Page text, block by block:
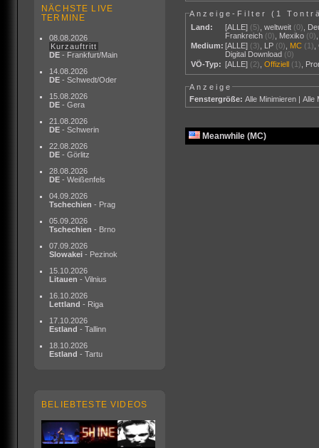
NÄCHSTE LIVE
TERMINE
08.08.2026
Kurzauftritt
DE - Frankfurt/Main
14.08.2026
DE - Schwedt/Oder
15.08.2026
DE - Gera
21.08.2026
DE - Schwerin
22.08.2026
DE - Görlitz
28.08.2026
DE - Weißenfels
04.09.2026
Tschechien - Prag
05.09.2026
Tschechien - Brno
07.09.2026
Slowakei - Pezinok
15.10.2026
Litauen - Vilnius
16.10.2026
Lettland - Riga
17.10.2026
Estland - Tallinn
18.10.2026
Estland - Tartu
BELIEBTESTE VIDEOS
Anzeige-Filter ( 1
Land:
[ALLE] (5) ,weltweit (0)
Frankreich (0) Mexiko (0)
Medium: [ALLE] (3) LP (0) MC (1) ,
Digital Download (0)
VÖ-Typ: [ALLE] (2) ,Offiziell (1)
Anzeige
Fenstergröße: Alle Minimieren |Alle
Meanwhile (MC)